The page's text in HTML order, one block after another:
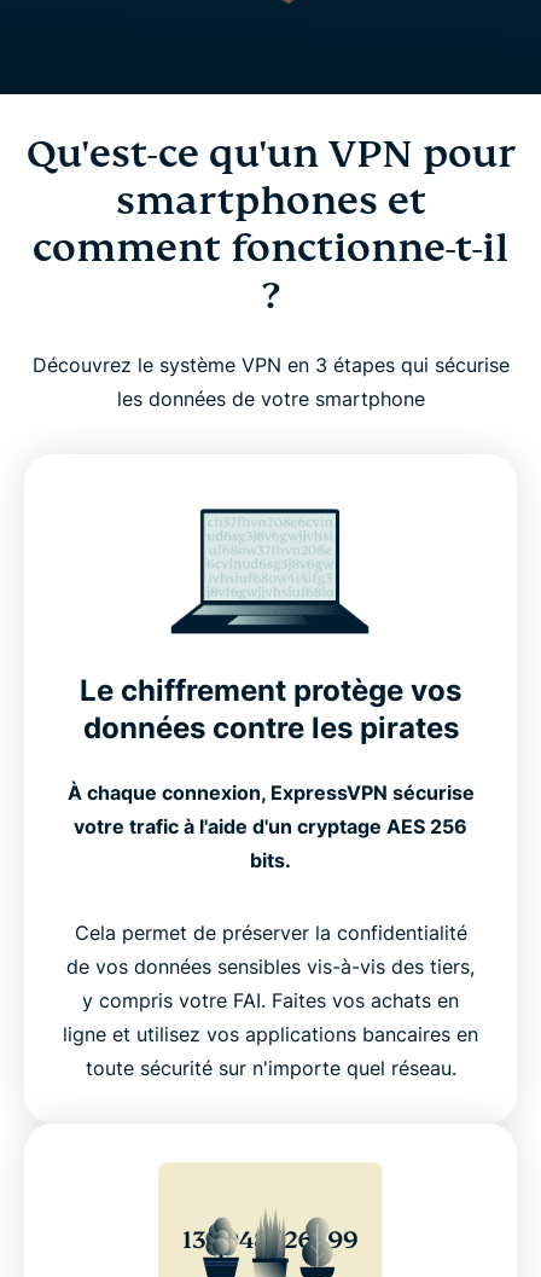
Qu'est-ce qu'un VPN pour
smartphones et
comment fonctionne-t-il
?
Découvrez le système VPN en 3 étapes qui sécurise
les données de votre smartphone
Le chiffrement protège vos
données contre les pirates
À chaque connexion, ExpressVPN sécurise
votre trafic à l'aide d'un cryptage AES 256
bits.
Cela permet de préserver la confidentialité
de vos données sensibles vis-à-vis des tiers,
y compris votre FAI. Faites vos achats en
ligne et utilisez vos applications bancaires en
toute sécurité sur n'importe quel réseau.